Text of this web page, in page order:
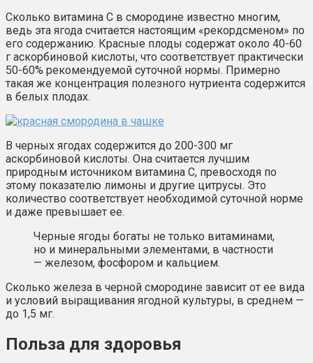
Сколько витамина С в смородине известно многим,
ведь эта ягода считается настоящим «рекордсменом» по
его содержанию. Красные плоды содержат около 40-60
г аскорбиновой кислоты, что соответствует практически
50-60% рекомендуемой суточной нормы. Примерно
такая же концентрация полезного нутриента содержится
в белых плодах.
В черных ягодах содержится до 200-300 мг
аскорбиновой кислоты. Она считается лучшим
природным источником витамина С, превосходя по
этому показателю лимоны и другие цитрусы. Это
количество соответствует необходимой суточной норме
и даже превышает ее.
Черные ягоды богаты не только витаминами,
но и минеральными элементами, в частности
— железом, фосфором и кальцием.
Сколько железа в черной смородине зависит от ее вида
и условий выращивания ягодной культуры, в среднем —
до 1,5 мг.
Польза для здоровья